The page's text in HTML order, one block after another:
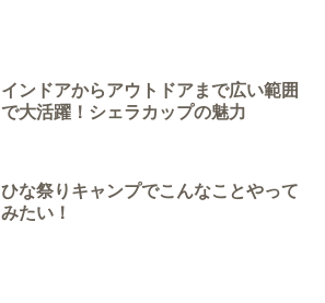
インドアからアウトドアまで広い範囲
で大活躍！シェラカップの魅力
ひな祭りキャンプでこんなことやって
みたい！